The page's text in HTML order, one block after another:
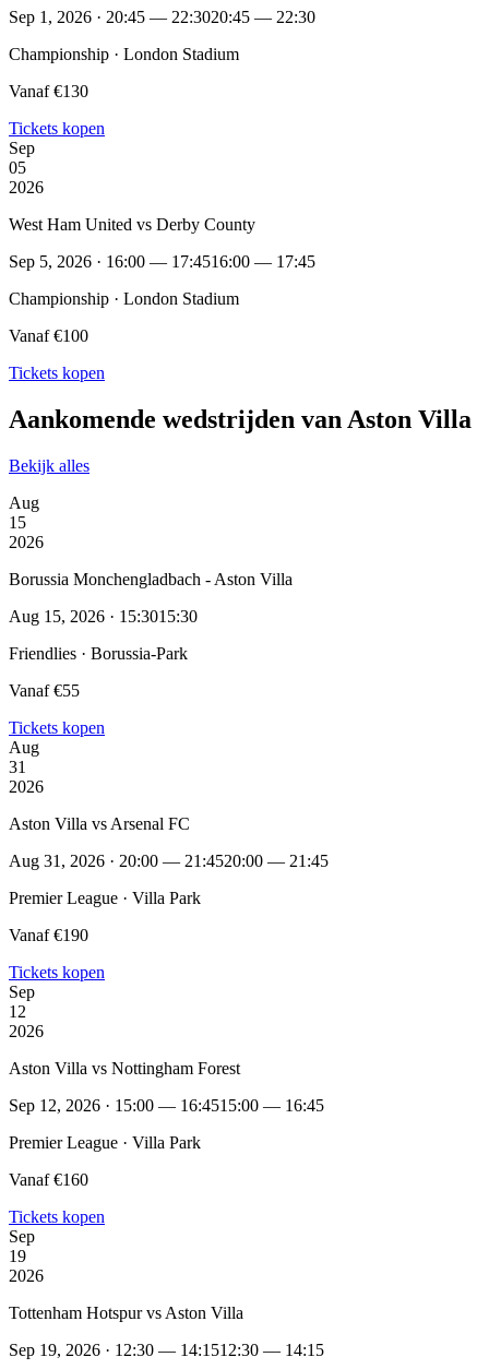
Sep 1, 2026 · 20:45 — 22:3020:45 — 22:30
Championship · London Stadium
Vanaf €130
Tickets kopen
Sep
05
2026
West Ham United vs Derby County
Sep 5, 2026 · 16:00 — 17:4516:00 — 17:45
Championship · London Stadium
Vanaf €100
Tickets kopen
Aankomende wedstrijden van Aston Villa
Bekijk alles
Aug
15
2026
Borussia Monchengladbach - Aston Villa
Aug 15, 2026 · 15:3015:30
Friendlies · Borussia-Park
Vanaf €55
Tickets kopen
Aug
31
2026
Aston Villa vs Arsenal FC
Aug 31, 2026 · 20:00 — 21:4520:00 — 21:45
Premier League · Villa Park
Vanaf €190
Tickets kopen
Sep
12
2026
Aston Villa vs Nottingham Forest
Sep 12, 2026 · 15:00 — 16:4515:00 — 16:45
Premier League · Villa Park
Vanaf €160
Tickets kopen
Sep
19
2026
Tottenham Hotspur vs Aston Villa
Sep 19, 2026 · 12:30 — 14:1512:30 — 14:15